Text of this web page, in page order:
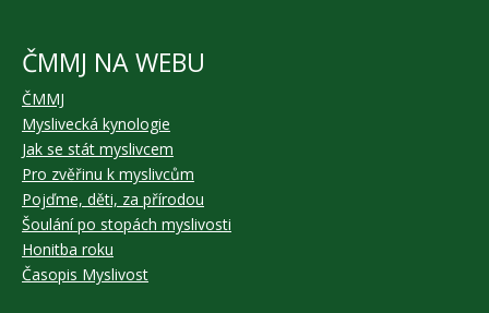
ČMMJ NA WEBU
ČMMJ
Myslivecká kynologie
Jak se stát myslivcem
Pro zvěřinu k myslivcům
Pojďme, děti, za přírodou
Šoulání po stopách myslivosti
Honitba roku
Časopis Myslivost